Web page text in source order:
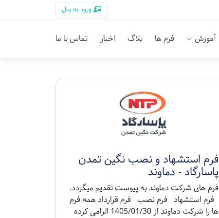
ورود به پنل
آموزش فرم ها بلاگ اخبار تماس با ما
فرم استشهاد و نصب نگین تمدن
پاسارگاد - دماوند
فرم های شرکت دماوند به پیوست تقدیم میگردد.
فرم استشهاد فرم نصب فرم قرارداد همه فرم
ها را شرکت دماوند از 1405/01/30 الزامی کرده